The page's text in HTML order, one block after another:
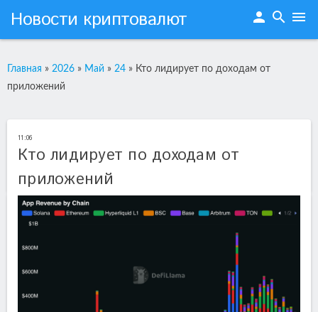
Новости криптовалют person search menu
Главная » 2026 » Май » 24 » Кто лидирует по доходам от
приложений
11:06
Кто лидирует по доходам от
приложений